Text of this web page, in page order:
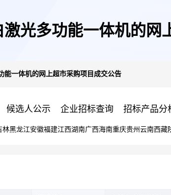
光多功能一体机的网
能一体机的网上超市采购项目成交公告
候选人公示 企业招标查询 招标产品分
林黑龙江安徽福建江西湖南广西海南重庆贵州 云南西藏